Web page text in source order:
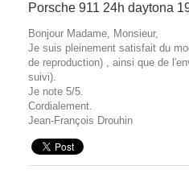
Porsche 911 24h daytona
Bonjour Madame, Monsieur,
Je suis pleinement satisfait du
de reproduction) , ainsi que de
suivi).
Je note 5/5.
Cordialement.
Jean-François Drouhin